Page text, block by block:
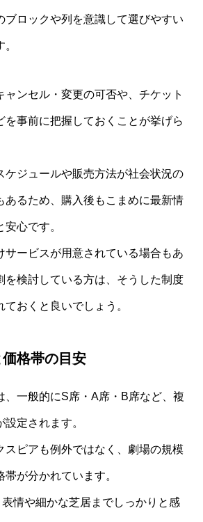
ブロックや列を意識して選びやすい
ャンセル・変更の可否や、チケット
を事前に把握しておくことが挙げら
ケジュールや販売方法が社会状況の
あるため、購入後もこまめに最新情
心です。
サービスが用意されている場合もあ
を検討している方は、そうした制度
おくと良いでしょう。
格帯の目安
、一般的にS席・A席・B席など、複
定されます。
スピアも例外ではなく、劇場の規模
が分かれています。
情や細かな芝居までしっかりと感